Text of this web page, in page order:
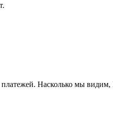
Насколько мы видим,